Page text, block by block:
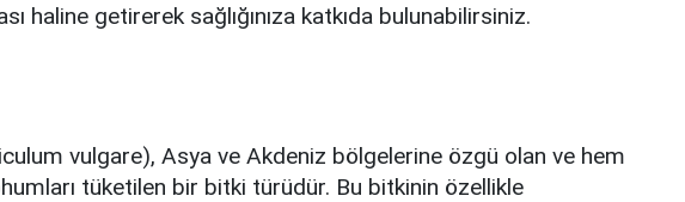
haline getirerek sağlığınıza katkıda bulunabilirsiniz.
vulgare), Asya ve Akdeniz bölgelerine özgü olan ve hem
tüketilen bir bitki türüdür. Bu bitkinin özellikle